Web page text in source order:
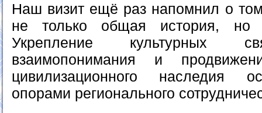
Наш визит ещё раз напомнил о
не только общая история,
Укрепление культурных
взаимопонимания и
цивилизационного наследия
опорами регионального